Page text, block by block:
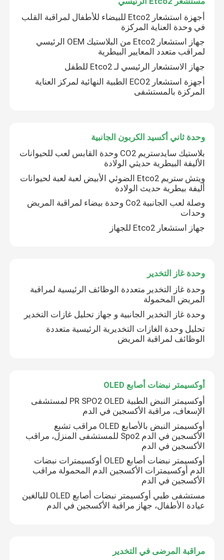
عرض الواقع الافتراضي
جولة في المعمل
اتصل بنا
أخبار
جميع القضايا
مراقب المريض متعدد المعلمات
جهاز مراقبة المرضى
مراقبة مرضى القلب
جهاز مراقبة القلب في وحدة العناية المركزة
مراقبة المرضى حديثي الولادة
مراقبة البيطرية متعددة العوامل
مستشعر Etco2 الرئيسي
وحدة ثاني أكسيد الكربون الجانبية
أجهزة استشعار Etco2 للبيضاء للأطفال لمراقبة القلب
في وحدة العناية المركزة
جهاز استشعار Etco2 من البلاستيك OEM الرئيسي
لمراقب متعدد المعايير البيطرية
جهاز الاستشعار الرئيسي لـ Etco2 للطفل
أجهزة استشعار ECO2 الطبية النهائية لمركز العناية
المركزة بالمستشفى
وحدة ثاني أكسيد الكربون الجانبية
بلاستيك سايدستريم CO2 وحدة القابس لعب للحيوانات
الأليفة البيطرية حديثي الولادة
ويتش ستريم Etco2 الضوئي الأبيض لعبة لعبة لحيوانات
أليفة بيطرية حديث الولادة
وصلة لعب الجانبية Co2 وحدة بيضاء لمراقبة المريض
وحدات
جهاز استشعار Etco2 للجهاز
وحدة غاز التخدير
وحدة غاز التخدير متعددة الوظائف الرئيسية لمراقبة
المريض المحمولة
وحدة غاز التخدير الجانبية و جهاز تحليل غازات التخدير
تحليل وحدة الغازات التخديرية الرئيسية متعددة
الوظائف لمراقبة المريض
أوكسيمتر نبضات أصابع OLED
أوكسيمتر النبض الطبية PR SPO2 OLED لمستشفى
الإسعاف، مراقبة الأكسجين في الدم
أوكسيمتر النبض بالأصابع OLED مراقب تشبع
الأكسجين في الدم Spo2 للمستشفى المنزل، مراقب
الأكسجين في الدم
أوكسيمتر نبضات أصابع OLED أوكسيمترات نبضات
الدم أوكسيمترات الأكسجين الدم المحمولة مراقب
الأكسجين في الدم
مستشفى طبي أوكسيمتر نبضات أصابع OLED للبالغين
عيادة الأطفال، جهاز مراقبة الأكسجين في الدم
مراقبة المرضى في التخدير